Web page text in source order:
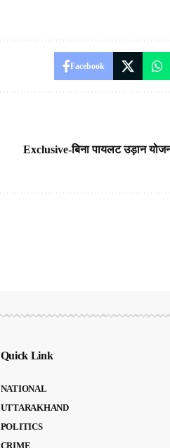
Facebook
Exclusive-बिना पायलट उड़ान
Quick Link
NATIONAL
UTTARAKHAND
POLITICS
CRIME